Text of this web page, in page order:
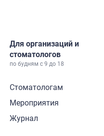
Для организаций и
стоматологов
по будням с 9 до 18
Стоматологам
Мероприятия
Журнал